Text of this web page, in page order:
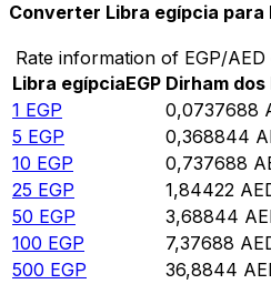
Converter Libra egípcia para
Rate information of EGP/
Libra egípciaEGP Dirham dos
1 EGP 0,0737688
5 EGP 0,368844
10 EGP 0,737688
25 EGP 1,84422
50 EGP 3,68844
100 EGP 7,37688
500 EGP 36,8844